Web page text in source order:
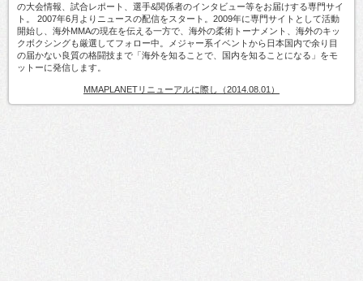
の大会情報、試合レポート、選手&関係者のインタビュー等をお届けする専門サイ
ト。 2007年6月よりニュースの配信をスタート。2009年に専門サイトとして活動
開始し、海外MMAの現在を伝える一方で、海外の柔術トーナメント、海外のキッ
クボクシングも厳選してフォロー中。メジャー系イベントから日本国内で余り目
の届かない良質の格闘技まで「海外を知ることで、国内を知ることになる」をモ
ットーに発信します。
MMAPLANETリニューアルに際し（2014.08.01）